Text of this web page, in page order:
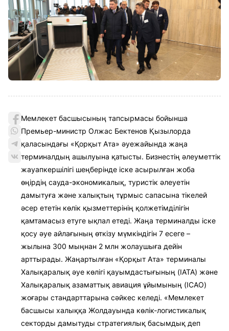
Мемлекет басшысының тапсырмасы бойынша
Премьер-министр Олжас Бектенов Қызылорда
қаласындағы «Қорқыт Ата» әуежайында жаңа
терминалдың ашылуына қатысты. Бизнестің әлеуметтік
жауапкершілігі шеңберінде іске асырылған жоба
өңірдің сауда-экономикалық, туристік әлеуетін
дамытуға және халықтың тұрмыс сапасына тікелей
әсер ететін көлік қызметтерінің қолжетімділігін
қамтамасыз етуге ықпал етеді. Жаңа терминалды іске
қосу әуе айлағының өткізу мүмкіндігін 7 есеге –
жылына 300 мыңнан 2 млн жолаушыға дейін
арттырады. Жаңартылған «Қорқыт Ата» терминалы
Халықаралық әуе көлігі қауымдастығының (IATA) және
Халықаралық азаматтық авиация ұйымының (ICAO)
жоғары стандарттарына сәйкес келеді. «Мемлекет
басшысы халыққа Жолдауында көлік-логистикалық
секторды дамытуды стратегиялық басымдық деп